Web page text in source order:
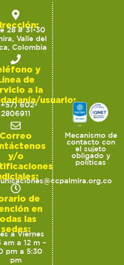
28 # 31-30
Valle del
Colombia
y
de
a la
usuario:
602-
2806911
Correo
y/o
de
en
las
sedes:
a Viernes
am a 12 m –
pm a 5:30
pm
Mecanismo de
contacto con
el sujeto
obligado y
políticas